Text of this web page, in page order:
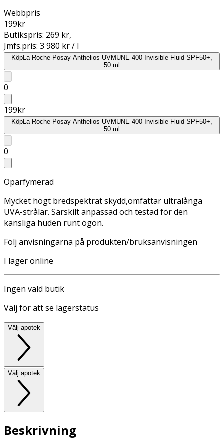
Webbpris
199kr
Butikspris: 269 kr,
Jmfs.pris: 3 980 kr / l
KöpLa Roche-Posay Anthelios UVMUNE 400 Invisible Fluid SPF50+,
50 ml
0
199kr
KöpLa Roche-Posay Anthelios UVMUNE 400 Invisible Fluid SPF50+,
50 ml
0
Oparfymerad
Mycket högt bredspektrat skydd,omfattar ultralånga
UVA-strålar. Särskilt anpassad och testad för den
känsliga huden runt ögon.
Följ anvisningarna på produkten/bruksanvisningen
I lager online
Ingen vald butik
Välj för att se lagerstatus
Välj apotek
Välj apotek
Beskrivning